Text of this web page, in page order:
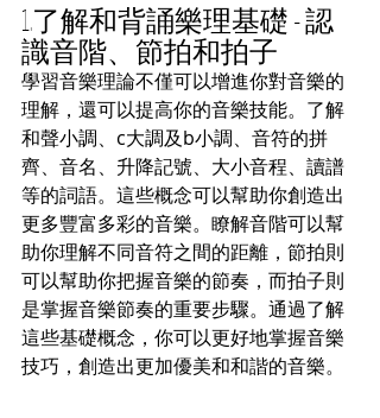
1.了解和背誦樂理基礎 - 認
識音階、節拍和拍子
學習音樂理論不僅可以增進你對音樂的
理解，還可以提高你的音樂技能。了解
和聲小調、c大調及b小調、音符的拼
齊、音名、升降記號、大小音程、讀譜
等的詞語。這些概念可以幫助你創造出
更多豐富多彩的音樂。瞭解音階可以幫
助你理解不同音符之間的距離，節拍則
可以幫助你把握音樂的節奏，而拍子則
是掌握音樂節奏的重要步驟。通過了解
這些基礎概念，你可以更好地掌握音樂
技巧，創造出更加優美和和諧的音樂。